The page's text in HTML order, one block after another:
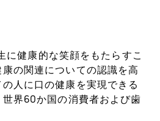
に健康的な笑顔をもたらすこ
の関連についての認識を高
人に口の健康を実現できる
界60か国の消費者および歯